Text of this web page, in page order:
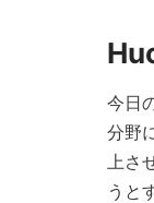
今日
分野
上さ
うと